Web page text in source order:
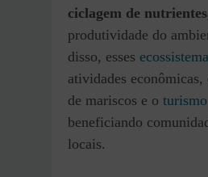
ciclagem de
produtividade do
disso, esses
atividades econômicas,
de mariscos e o
beneficiando
locais.